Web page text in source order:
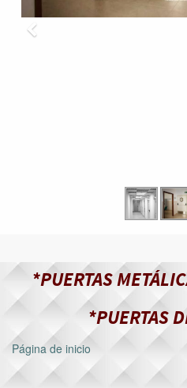
*PUERTAS
*PUERTAS
Página de inicio